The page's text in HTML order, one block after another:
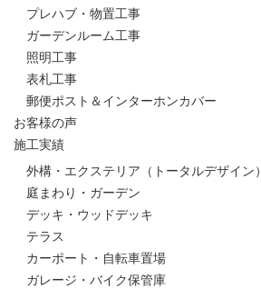
プレハブ・物置工事
ガーデンルーム工事
照明工事
表札工事
郵便ポスト＆インターホンカバー
お客様の声
施工実績
外構・エクステリア（トータルデザイン）
庭まわり・ガーデン
デッキ・ウッドデッキ
テラス
カーポート・自転車置場
ガレージ・バイク保管庫